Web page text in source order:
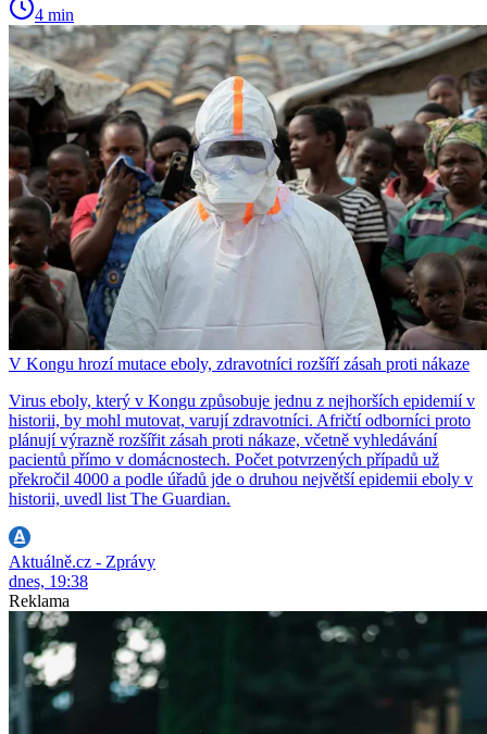
4 min
V Kongu hrozí mutace eboly, zdravotníci rozšíří zásah proti nákaze
Virus eboly, který v Kongu způsobuje jednu z nejhorších epidemií v
historii, by mohl mutovat, varují zdravotníci. Afričtí odborníci proto
plánují výrazně rozšířit zásah proti nákaze, včetně vyhledávání
pacientů přímo v domácnostech. Počet potvrzených případů už
překročil 4000 a podle úřadů jde o druhou největší epidemii eboly v
historii, uvedl list The Guardian.
Aktuálně.cz - Zprávy
dnes, 19:38
Reklama